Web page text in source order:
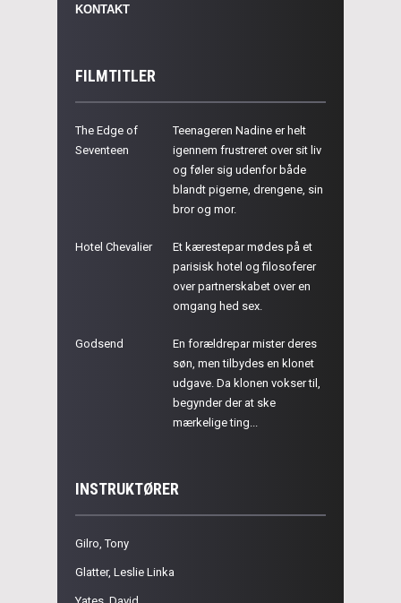
KONTAKT
FILMTITLER
The Edge of
Seventeen
Teenageren Nadine er helt
igennem frustreret over sit liv
og føler sig udenfor både
blandt pigerne, drengene, sin
bror og mor.
Hotel Chevalier
Et kærestepar mødes på et
parisisk hotel og filosoferer
over partnerskabet over en
omgang hed sex.
Godsend
En forældrepar mister deres
søn, men tilbydes en klonet
udgave. Da klonen vokser til,
begynder der at ske
mærkelige ting...
INSTRUKTØRER
Gilro, Tony
Glatter, Leslie Linka